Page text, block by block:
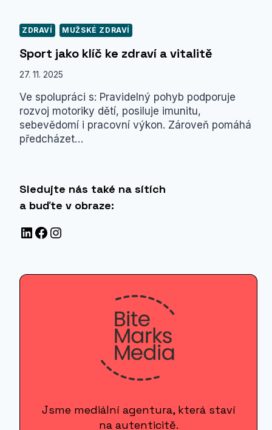
ZDRAVÍ MUŽSKÉ ZDRAVÍ
Sport jako klíč ke zdraví a vitalitě
27. 11. 2025
Ve spolupráci s: Pravidelný pohyb podporuje
rozvoj motoriky dětí, posiluje imunitu,
sebevědomí i pracovní výkon. Zároveň pomáhá
předcházet…
Sledujte nás také na sítích
a buďte v obraze:
LinkedIn
Facebook
Instagram
Jsme mediální agentura, která staví
na autenticitě.